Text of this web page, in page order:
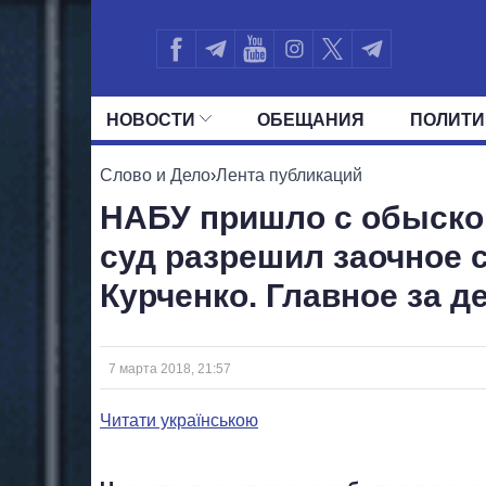
НОВОСТИ ОБЕЩАНИЯ
ВСЕ ПОЛИТИКИ
Слово и Дело›Лента публикаций
НАБУ пришло с
суд разрешил заочное
Курченко. Главное за
7 марта 2018, 21:57
Читати українською